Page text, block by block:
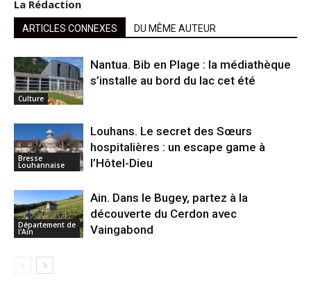
La Rédaction
ARTICLES CONNEXES DU MÊME AUTEUR
Culture
Nantua. Bib en Plage : la médiathèque
s’installe au bord du lac cet été
Bresse
Louhannaise
Louhans. Le secret des Sœurs
hospitalières : un escape game à
l’Hôtel-Dieu
Département de
l'Ain
Ain. Dans le Bugey, partez à la
découverte du Cerdon avec
Vaingabond